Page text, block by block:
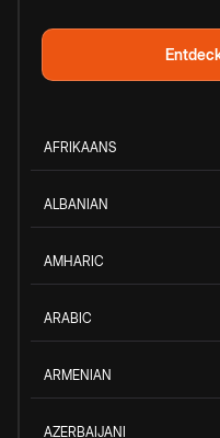
AFRIKAANS
ALBANIAN
AMHARIC
ARABIC
ARMENIAN
AZERBAIJANI